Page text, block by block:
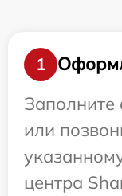
1
Заполните
или
центра